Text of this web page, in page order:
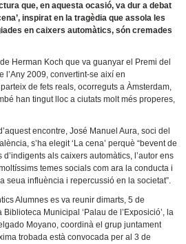
que, en aquesta ocasió, va dur a debat
inspirat en la tragèdia que assola les
en caixers automàtics, són cremades
Herman Koch que va guanyar el Premi del
l’Any 2009, convertint-se així en
de fets reals, ocorreguts a Àmsterdam,
han tingut lloc a ciutats molt més properes,
encontre, José Manuel Aura, soci del
s’ha elegit ‘La cena’ perquè “bevent de
als caixers automàtics, l’autor ens
temes socials com ara la conducta i
seua influència i repercussió en la societat”.
Alumnes es va reunir dimarts, 5 de
Municipal ‘Palau de l’Exposició’, la
Moyano, coordinà el grup juntament
trobada està convocada per al 3 de